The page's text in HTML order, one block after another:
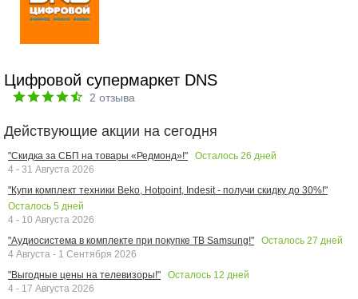
Цифровой супермаркет DNS
2 отзыва
Действующие акции на сегодня
"Скидка за СБП на товары «Редмонд»!" Осталось 26 дней
4 - 31 Августа 2026
"Купи комплект техники Beko, Hotpoint, Indesit - получи скидку до 30%!"
Осталось 5 дней
4 - 10 Августа 2026
"Аудиосистема в комплекте при покупке ТВ Samsung!"
Осталось 27 дней
4 Августа - 1 Сентября 2026
"Выгодные цены на телевизоры!"
Осталось 12 дней
4 - 17 Августа 2026